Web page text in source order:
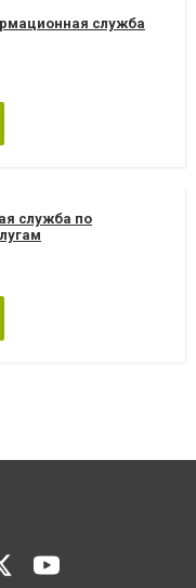
служба
служба по